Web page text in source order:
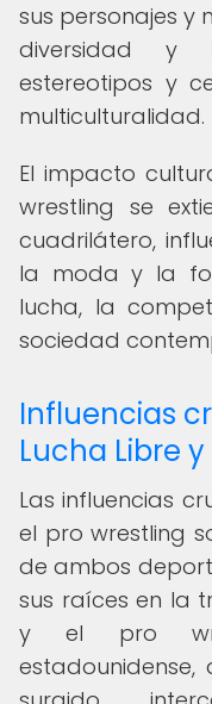
sus personajes y
diversidad y
estereotipos y
multiculturalidad.
El impacto
wrestling se
cuadrilátero,
la moda y la
lucha, la
sociedad
Influencias
Lucha Libre
Las influencias
el pro wrestling
de ambos
sus raíces en la
y el pro